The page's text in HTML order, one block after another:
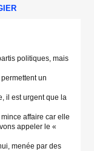
politiques, mais
un
il est urgent que la
affaire car elle
appeler le «
menée par des